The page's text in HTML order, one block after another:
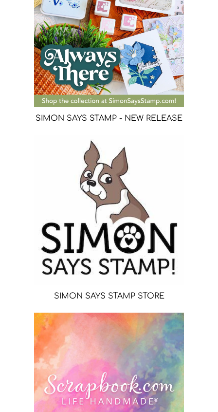
SIMON SAYS STAMP - NEW RELEASE
SIMON SAYS STAMP STORE